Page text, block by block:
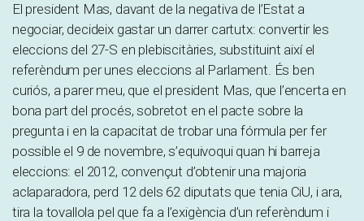
El president Mas, davant de la negativa de l’Estat a
negociar, decideix gastar un darrer cartutx: convertir les
eleccions del 27-S en plebiscitàries, substituint així el
referèndum per unes eleccions al Parlament. És ben
curiós, a parer meu, que el president Mas, que l’encerta en
bona part del procés, sobretot en el pacte sobre la
pregunta i en la capacitat de trobar una fórmula per fer
possible el 9 de novembre, s’equivoqui quan hi barreja
eleccions: el 2012, convençut d’obtenir una majoria
aclaparadora, perd 12 dels 62 diputats que tenia CiU, i ara,
tira la tovallola pel que fa a l’exigència d’un referèndum i